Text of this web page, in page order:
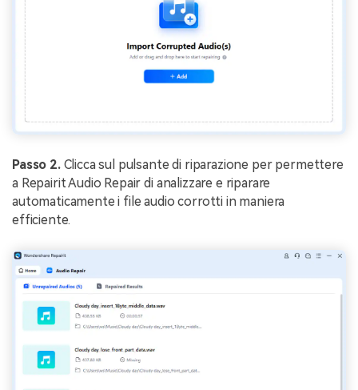
Passo 2.Clicca sul pulsante di riparazione per permettere
a Repairit Audio Repair di analizzare e riparare
automaticamente i file audio corrotti in maniera
efficiente.